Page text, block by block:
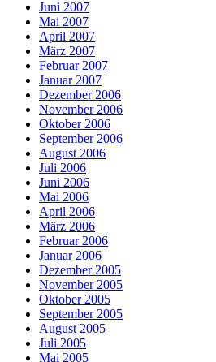
Juni 2007
Mai 2007
April 2007
März 2007
Februar 2007
Januar 2007
Dezember 2006
November 2006
Oktober 2006
September 2006
August 2006
Juli 2006
Juni 2006
Mai 2006
April 2006
März 2006
Februar 2006
Januar 2006
Dezember 2005
November 2005
Oktober 2005
September 2005
August 2005
Juli 2005
Mai 2005